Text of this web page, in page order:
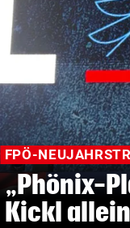
FPÖ-
„Phönix-
Kickl